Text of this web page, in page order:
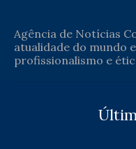
Agência de Notícias
atualidade do mundo
profissionalismo e